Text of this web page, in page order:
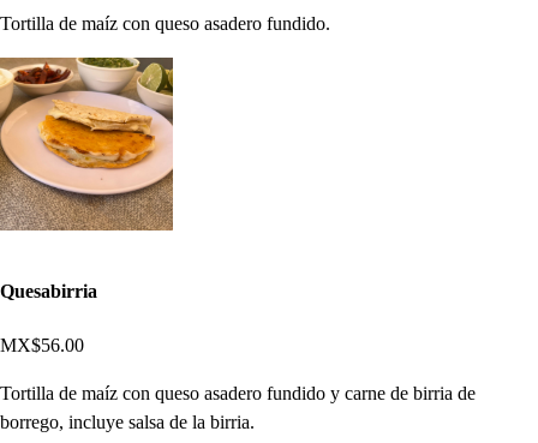
Tortilla de maíz con queso asadero fundido.
Quesabirria
MX$56.00
Tortilla de maíz con queso asadero fundido y carne de birria de
borrego, incluye salsa de la birria.